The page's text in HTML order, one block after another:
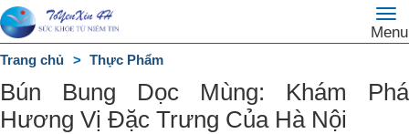
Menu
Trang
chủ
DANH
MỤC
Trang chủ Thực Phẩm
Bún Bung Dọc Mùng: Khám Phá
Hương Vị Đặc Trưng Của Hà Nội